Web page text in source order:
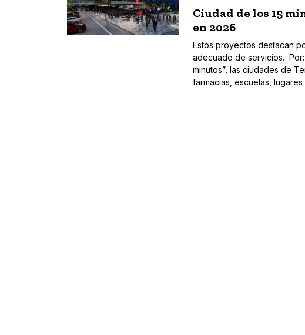
Ciudad de los 15
en 2026
Estos proyectos destacan
adecuado de servicios.
minutos”, las ciudades de
farmacias, escuelas,